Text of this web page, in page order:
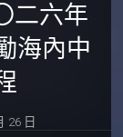
二六年
海內中
26 日